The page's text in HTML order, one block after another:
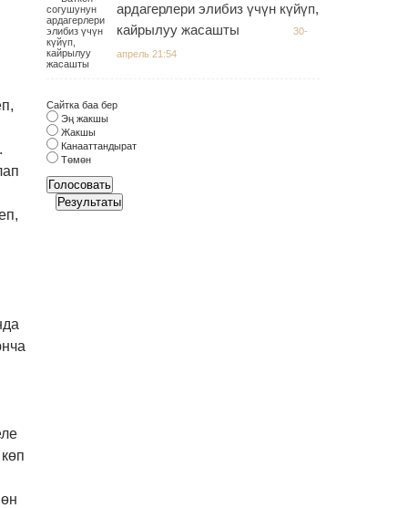
ардагерлери элибиз үчүн күйүп,
кайрылуу жасашты
30-
апрель 21:54
Сайтка баа бер
Эң жакшы
Жакшы
Канааттандырат
Төмөн
Голосовать
Результаты